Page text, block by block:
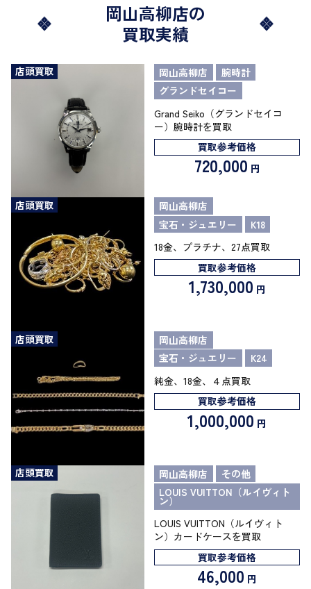
岡山高柳店の
買取実績
店頭買取 岡山高柳店
腕時計
グランドセイコー
Grand Seiko（グランドセイコ
ー）腕時計を買取
買取参考価格
720,000 円
店頭買取
岡山高柳店
宝石・ジュエリー
K18
18金、プラチナ、27点買取
買取参考価格
1,730,000 円
店頭買取
岡山高柳店
宝石・ジュエリー
K24
純金、18金、４点買取
買取参考価格
1,000,000 円
店頭買取 岡山高柳店
その他
LOUIS VUITTON（ルイヴィト
ン）
LOUIS VUITTON（ルイヴィト
ン）カードケースを買取
買取参考価格
46,000 円